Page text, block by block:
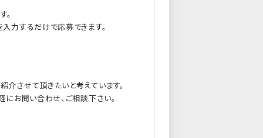
。
力するだけで応募できます。
させて頂きたいと考えています。
お問い合わせ、ご相談下さい。